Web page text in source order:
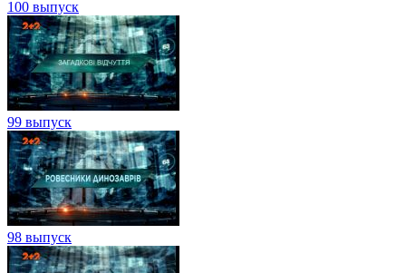
100 выпуск
99 выпуск
98 выпуск